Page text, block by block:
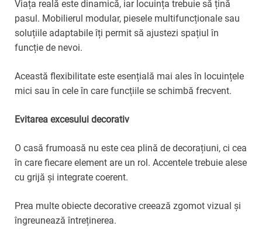
Viața reală este dinamică, iar locuința trebuie să țină
pasul. Mobilierul modular, piesele multifuncționale sau
soluțiile adaptabile îți permit să ajustezi spațiul în
funcție de nevoi.
Această flexibilitate este esențială mai ales în locuințele
mici sau în cele în care funcțiile se schimbă frecvent.
Evitarea excesului decorativ
O casă frumoasă nu este cea plină de decorațiuni, ci cea
în care fiecare element are un rol. Accentele trebuie alese
cu grijă și integrate coerent.
Prea multe obiecte decorative creează zgomot vizual și
îngreunează întreținerea.